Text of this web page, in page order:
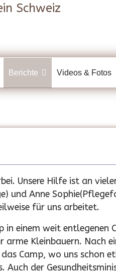
Berichte Videos & Fotos
Unsere Hilfe ist an
und Anne
für uns arbeitet.
einem weit entlegenen
arme Kleinbauern. Nach
Camp, wo uns schon
der